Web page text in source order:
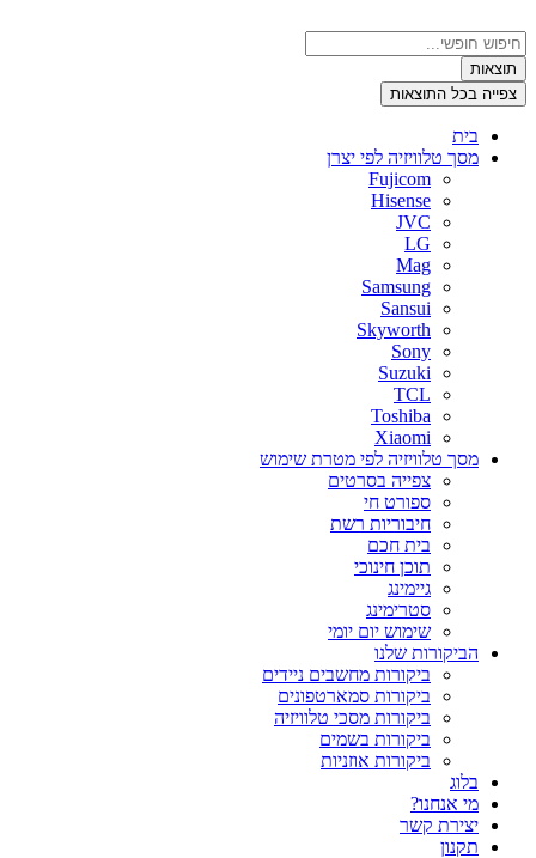
לתוכן
Search
...תוצאות
צפייה בכל התוצאות
בית
מסך טלוויזיה לפי יצרן
Fujicom
Hisense
JVC
LG
Mag
Samsung
Sansui
Skyworth
Sony
Suzuki
TCL
Toshiba
Xiaomi
מסך טלוויזיה לפי מטרת שימוש
צפייה בסרטים
ספורט חי
חיבוריות רשת
בית חכם
תוכן חינוכי
גיימינג
סטרימינג
שימוש יום יומי
הביקורות שלנו
ביקורות מחשבים ניידים
ביקורות סמארטפונים
ביקורות מסכי טלוויזיה
ביקורות בשמים
ביקורות אוזניות
בלוג
מי אנחנו?
יצירת קשר
תקנון